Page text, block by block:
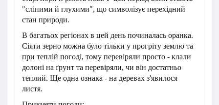
"сліпими й глухими", що символізує перехідний
стан природи.
В багатьох регіонах в цей день починалась оранка.
Сіяти зерно можна було тільки у прогріту землю та
при теплій погоді, тому перевіряли просто - клали
долоні на ґрунт та перевіряли, чи він достатньо
теплий. Ще одна ознака - на деревах з'явилося
листя.